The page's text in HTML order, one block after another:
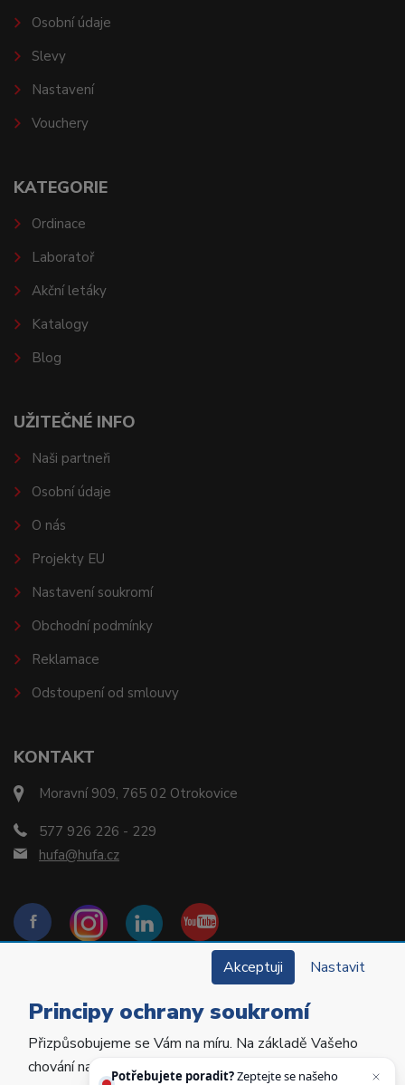
KONTAKT
Moravní 909, 765 02 Otrokovice
577 926 226 - 229
hufa@hufa.cz
Osobní údaje
Slevy
Nastavení
Vouchery
KATEGORIE
Ordinace
Laboratoř
Akční letáky
Katalogy
Blog
UŽITEČNÉ INFO
Naši partneři
Osobní údaje
O nás
Projekty EU
Nastavení soukromí
Obchodní podmínky
Reklamace
Odstoupení od smlouvy
Copyright © 2022 Hu-Fa Dental a.s. Všechna práva
vyhrazena.
Akceptuji Nastavit
Principy ochrany soukromí
Přizpůsobujeme se Vám na míru. Na základě Vašeho
chování na webu personalizujeme jeho obsah a
Potřebujete poradit?Zeptejte se našeho